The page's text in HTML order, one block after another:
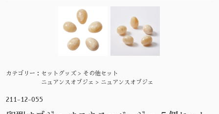
カテゴリー： セットグッズ > その他セット
ニュアンスオブジェ > ニュアンスオブジェ
211-12-055